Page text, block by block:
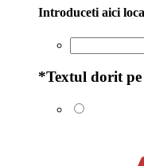
Introduceti aici
*Textul dorit